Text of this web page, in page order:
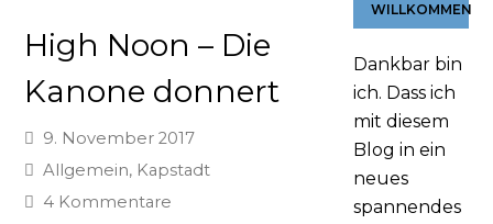
High Noon – Die
Kanone donnert
9. November 2017
Allgemein, Kapstadt
4 Kommentare
WILLKOMMEN
Dankbar bin
ich. Dass ich
mit diesem
Blog in ein
neues
spannendes